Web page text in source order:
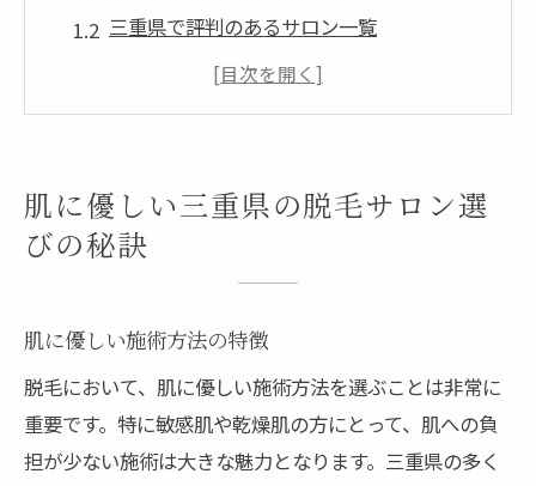
三重県で評判のあるサロン一覧
天然成分を使用した脱毛サロンの利点
評価の高いスタッフが在籍するサロンの見
肌トラブルを防ぐための選び方
施術後のケアが充実しているサロンを選ぶ
理由
方
敏感肌に適した脱毛方法とは
肌診断を行うサロンの選び方
刺激の少ない施術技術の紹介
肌に優しい三重県の脱毛サロン選
びの秘訣
肌に優しい施術方法の特徴
脱毛において、肌に優しい施術方法を選ぶことは非常に
重要です。特に敏感肌や乾燥肌の方にとって、肌への負
担が少ない施術は大きな魅力となります。三重県の多く